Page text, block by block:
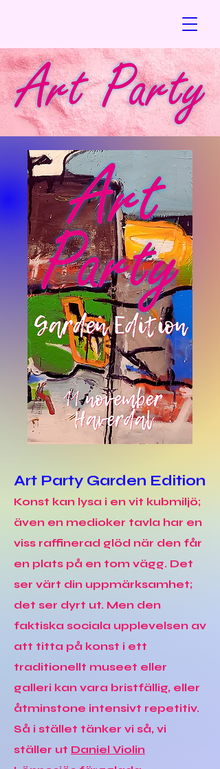
Art Party Garden Edition
Konst kan lysa i en vit kubmiljö;
även en medioker tavla har en
viss raffinerad glöd när den får
en plats på en tom vägg. Det
ser värt din uppmärksamhet;
det ser dyrt ut. Men den
faktiska sociala upplevelsen av
att titta på konst i ett
traditionellt museet eller
galleri kan vara bristfällig, eller
åtminstone intensivt repetitiv.
Så i stället tänker vi så, vi
ställer ut Daniel Violin